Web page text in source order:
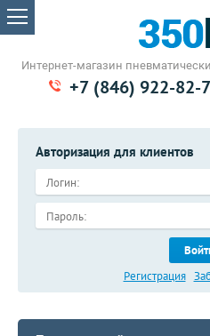
Интернет-магазин
+7 (846) 922-82-
Авторизация для клиентов
Регистрация